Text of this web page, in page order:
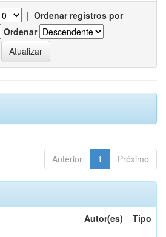
| Ordenar registros por
Ordenar
Anterior 1 Próximo
Autor(es) Tipo